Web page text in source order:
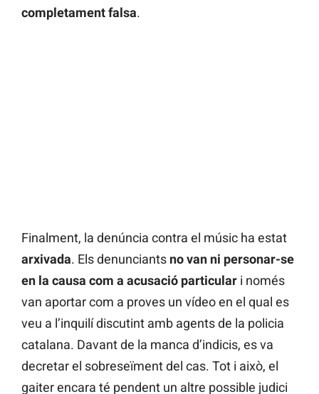
completamentfalsa.
Finalment, la denúncia contra el músic ha estat
arxivada. Els denunciants no van ni personar-se
en la causa com a acusació particular i només
van aportar com a proves un vídeo en el qual es
veu a l’inquilí discutint amb agents de la policia
catalana. Davant de la manca d’indicis, es va
decretar el sobreseïment del cas. Tot i això, el
gaiter encara té pendent un altre possible judici